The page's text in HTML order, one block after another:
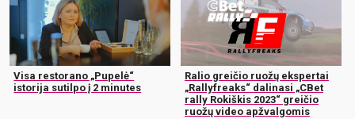
Visa restorano „Pupelė“
istorija sutilpo į 2 minutes
Ralio greičio ruožų ekspertai
„Rallyfreaks“ dalinasi „CBet
rally Rokiškis 2023“ greičio
ruožų video apžvalgomis